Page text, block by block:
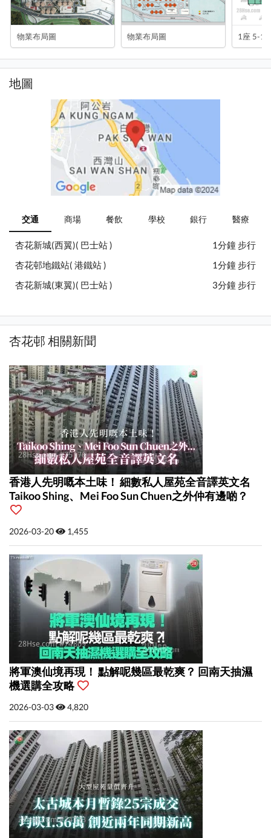
物業布局圖 物業布局圖 1座 5-
地圖
交通 商場 餐飲 學校 銀行 醫療
杏花新城(西翼)( 巴士站 )
1分鐘 步行
杏花邨地鐵站( 港鐵站 )
1分鐘 步行
杏花新城(東翼)( 巴士站 )
3分鐘 步行
杏花邨 相關新聞
香港人先明嘅本土味！ 細數私人屋苑全音譯英文名
Taikoo Shing、Mei Foo Sun Chuen之外仲有邊啲？
2026-03-20 1,455
將軍澳仙境再現！ 點解呢幾區最乾爽？ 回南天抽濕
機選購全攻略
2026-03-03 4,820